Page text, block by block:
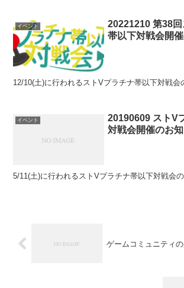
イベント
20221210 第38
帯以下対戦会開
12/10(土)に行われるストVプラチナ帯以下対戦会
イベント
20190609 ストV
対戦会開催のお
5/11(土)に行われるストVプラチナ帯以下対戦会の
ゲームコミュニティ